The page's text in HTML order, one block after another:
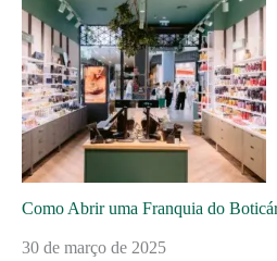
Como Abrir uma Franquia do
30 de março de 2025